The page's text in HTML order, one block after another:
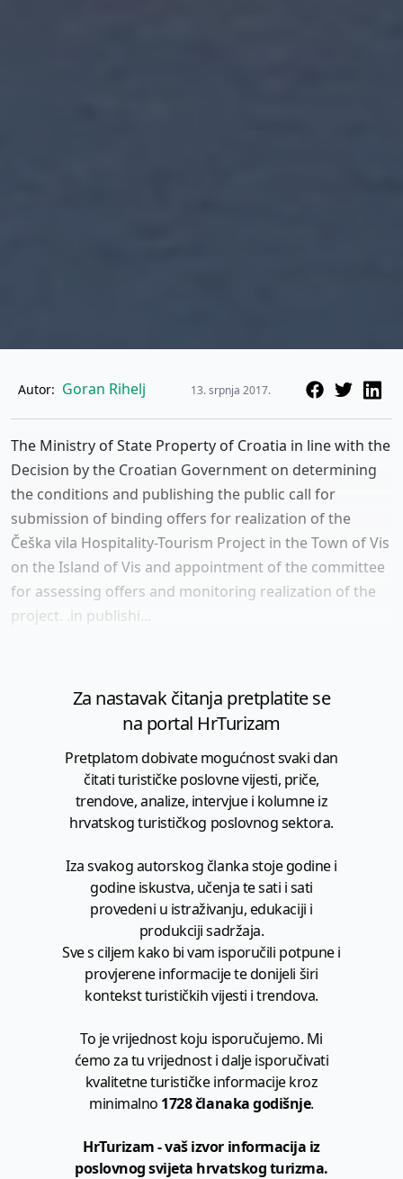
Autor: Goran Rihelj 13. srpnja 2017.
The Ministry of State Property of Croatia in line with the
Decision by the Croatian Government on determining
the conditions and publishing the public call for
submission of binding offers for realization of the
Češka vila Hospitality-Tourism Project in the Town of Vis
on the Island of Vis and appointment of the committee
for assessing offers and monitoring realization of the
project. .in publishi...
Za nastavak čitanja pretplatite se
na portal HrTurizam
Pretplatom dobivate mogućnost svaki dan
čitati turističke poslovne vijesti, priče,
trendove, analize, intervjue i kolumne iz
hrvatskog turističkog poslovnog sektora.
Iza svakog autorskog članka stoje godine i
godine iskustva, učenja te sati i sati
provedeni u istraživanju, edukaciji i
produkciji sadržaja.
Sve s ciljem kako bi vam isporučili potpune i
provjerene informacije te donijeli širi
kontekst turističkih vijesti i trendova.
To je vrijednost koju isporučujemo. Mi
ćemo za tu vrijednost i dalje isporučivati
kvalitetne turističke informacije kroz
minimalno 1728 članaka godišnje.
HrTurizam - vaš izvor informacija iz
poslovnog svijeta hrvatskog turizma.